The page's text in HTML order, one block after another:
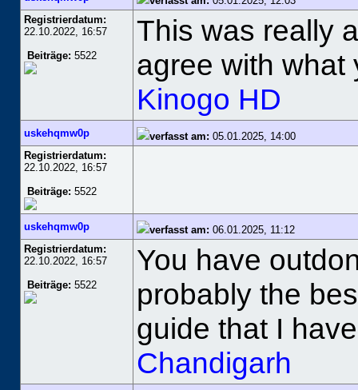
Registrierdatum:
22.10.2022, 16:57
Beiträge: 5522
This was really
agree with what
Kinogo HD
uskehqmw0p verfasst am: 05.01.2025, 14:00
Registrierdatum:
22.10.2022, 16:57
Beiträge: 5522
uskehqmw0p verfasst am: 06.01.2025, 11:12
Registrierdatum:
22.10.2022, 16:57
Beiträge: 5522
You have
probably the
guide that I
Chandigarh